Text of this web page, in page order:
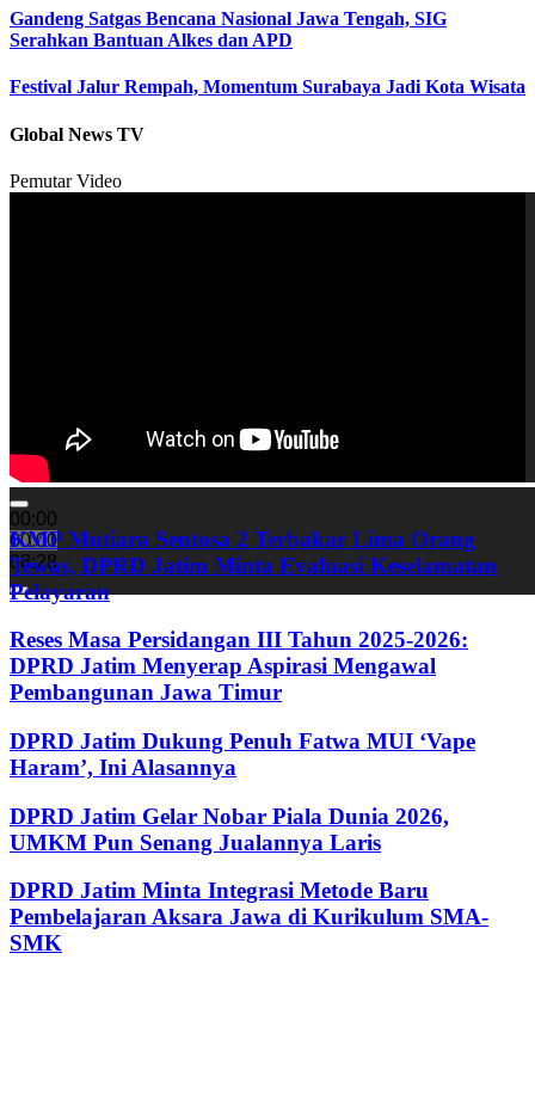
Gandeng Satgas Bencana Nasional Jawa Tengah, SIG
Serahkan Bantuan Alkes dan APD
Festival Jalur Rempah, Momentum Surabaya Jadi Kota Wisata
Global News TV
Pemutar Video
00:00
00:00
08:28
KMP Mutiara Sentosa 2 Terbakar Lima Orang
Tewas, DPRD Jatim Minta Evaluasi Keselamatan
Pelayaran
Reses Masa Persidangan III Tahun 2025-2026:
DPRD Jatim Menyerap Aspirasi Mengawal
Pembangunan Jawa Timur
DPRD Jatim Dukung Penuh Fatwa MUI ‘Vape
Haram’, Ini Alasannya
DPRD Jatim Gelar Nobar Piala Dunia 2026,
UMKM Pun Senang Jualannya Laris
DPRD Jatim Minta Integrasi Metode Baru
Pembelajaran Aksara Jawa di Kurikulum SMA-
SMK